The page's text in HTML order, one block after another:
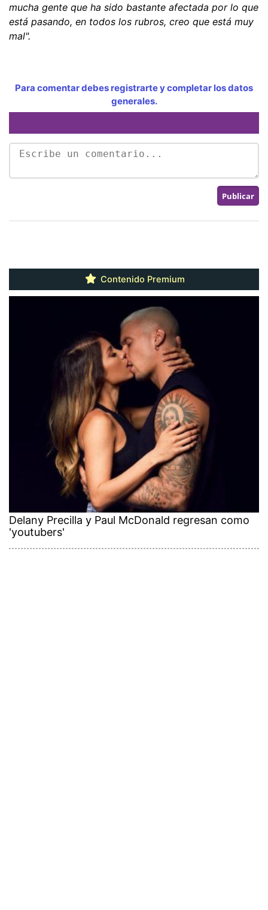
mucha gente que ha sido bastante afectada por lo que
está pasando, en todos los rubros, creo que está muy
mal".
Para comentar debes registrarte y completar los datos
generales.
Contenido Premium
Delany Precilla y Paul McDonald regresan como
'youtubers'